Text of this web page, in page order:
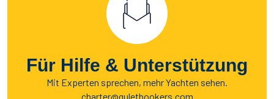
Für Hilfe & Unterstützung
Mit Experten sprechen, mehr Yachten sehen.
charter@guletbookers.com